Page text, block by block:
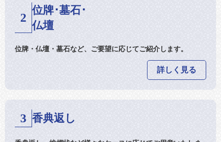
2
位牌･墓石･
仏壇
位牌・仏壇・墓石など、ご要望に応じてご紹介します。
詳しく見る
3 香典返し